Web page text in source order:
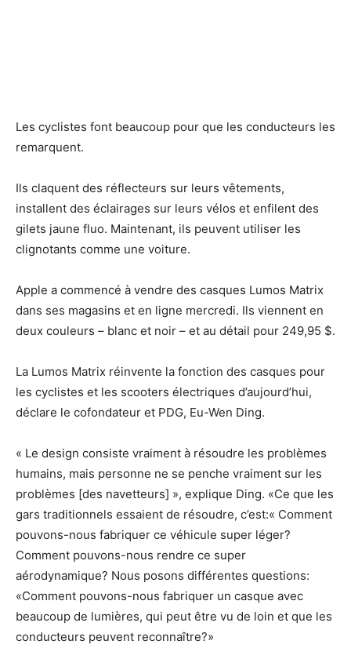
Les cyclistes font beaucoup pour que les conducteurs les
remarquent.
Ils claquent des réflecteurs sur leurs vêtements,
installent des éclairages sur leurs vélos et enfilent des
gilets jaune fluo. Maintenant, ils peuvent utiliser les
clignotants comme une voiture.
Apple a commencé à vendre des casques Lumos Matrix
dans ses magasins et en ligne mercredi. Ils viennent en
deux couleurs – blanc et noir – et au détail pour 249,95 $.
La Lumos Matrix réinvente la fonction des casques pour
les cyclistes et les scooters électriques d’aujourd’hui,
déclare le cofondateur et PDG, Eu-Wen Ding.
« Le design consiste vraiment à résoudre les problèmes
humains, mais personne ne se penche vraiment sur les
problèmes [des navetteurs] », explique Ding. «Ce que les
gars traditionnels essaient de résoudre, c’est:« Comment
pouvons-nous fabriquer ce véhicule super léger?
Comment pouvons-nous rendre ce super
aérodynamique? Nous posons différentes questions:
«Comment pouvons-nous fabriquer un casque avec
beaucoup de lumières, qui peut être vu de loin et que les
conducteurs peuvent reconnaître?»